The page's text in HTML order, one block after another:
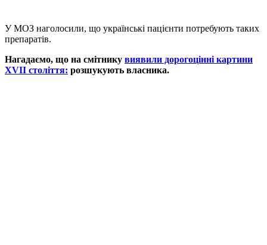
У МОЗ наголосили, що українські пацієнти потребують таких
препаратів.
Нагадаємо, що на смітнику виявили дорогоцінні картини
XVII століття: розшукують власника.